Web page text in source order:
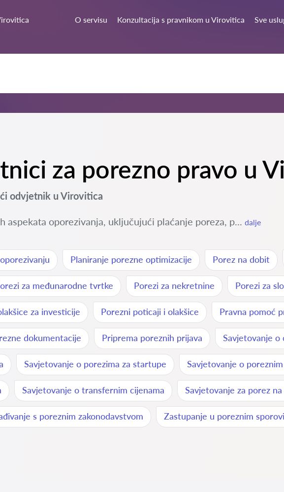
O servisu Konzultacija s pravnikom u Virovitica Sve
za porezno pravo u
odvjetnik u Virovitica
aspekata oporezivanja, uključujući plaćanje poreza, p... dalje
Planiranje porezne optimizacije Porez na dobit
za međunarodne tvrtke Porezi za nekretnine Porezi za
za investicije Porezni poticaji i olakšice Pravna pomoć
dokumentacije Priprema poreznih prijava Savjetovanje o
Savjetovanje o porezima za startupe Savjetovanje o
Savjetovanje o transfernim cijenama Savjetovanje za porez
s poreznim zakonodavstvom Zastupanje u poreznim